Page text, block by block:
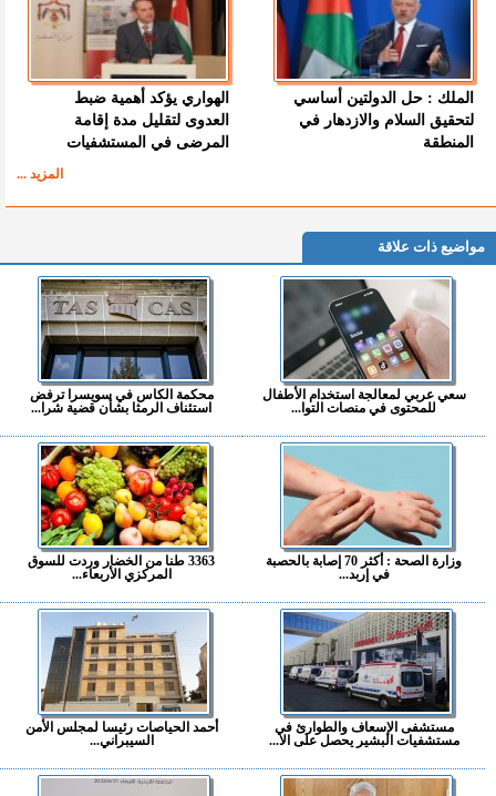
الملك : حل الدولتين أساسي
لتحقيق السلام والازدهار في
المنطقة
الهواري يؤكد أهمية ضبط
العدوى لتقليل مدة إقامة
المرضى في المستشفيات
المزيد ...
مواضيع ذات علاقة
سعي عربي لمعالجة استخدام الأطفال
للمحتوى في منصات التوا...
محكمة الكاس في سويسرا ترفض
استئناف الرمثا بشأن قضية شرا...
وزارة الصحة : أكثر 70 إصابة بالحصبة
في إربد...
3363 طنا من الخضار وردت للسوق
المركزي الأربعاء...
مستشفى الإسعاف والطوارئ في
مستشفيات البشير يحصل على الا...
أحمد الحياصات رئيسا لمجلس الأمن
السيبراني...